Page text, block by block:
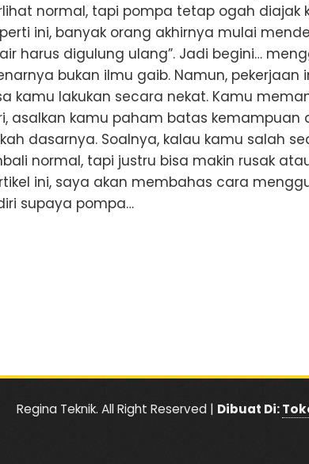
normal, tapi pompa tetap ogah diajak
ini, banyak orang akhirnya mulai
harus digulung ulang”. Jadi begini…
bukan ilmu gaib. Namun, pekerjaan
kamu lakukan secara nekat. Kamu
asalkan kamu paham batas kemampuan
dasarnya. Soalnya, kalau kamu salah
normal, tapi justru bisa makin rusak
ini, saya akan membahas cara
supaya pompa…
Regina Teknik. All Right Reserved | Dibuat Di: